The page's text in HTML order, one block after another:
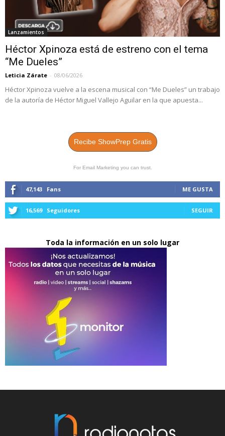
Lanzamientos
Héctor Xpinoza está de estreno con el tema
“Me Dueles”
Leticia Zárate - 08/06/2026
Héctor Xpinoza vuelve a la escena musical con “Me Dueles” un trabajo
de la autoría de Héctor Miguel Vallejo Aguilar en la que apuesta...
Recibe ShowPrep Gratis
For Email Marketing you can trust.
47,143 Fans ME GUSTA
16,569 Seguidores SEGUIR
Toda la información en un solo lugar